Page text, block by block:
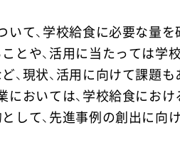
いて、学校給食に必要な量
とや、活用に当たっては学
、現状、活用に向けて課題も
においては、学校給食にお
して、先進事例の創出に向